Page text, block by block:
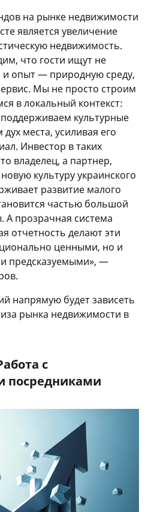
на рынке недвижимости
является увеличение
недвижимость.
что гости ищут не
опыт — природную среду,
Мы не просто строим
в локальный контекст:
культурные
места, усиливая его
Инвестор в таких
владелец, а партнер,
культуру украинского
развитие малого
частью большой
прозрачная система
отчетность делают эти
ценными, но и
предсказуемыми», —
напрямую будет зависеть
рынка недвижимости в
с
посредниками